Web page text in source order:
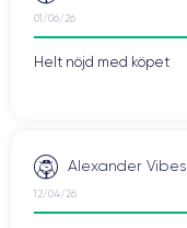
01/06/26
Helt nöjd med köpet
Alexander Vibes
12/04/26